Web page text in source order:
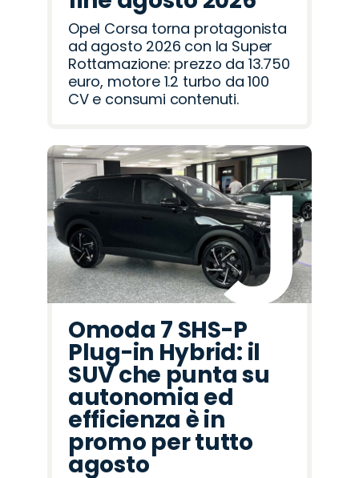
Opel Corsa torna protagonista
ad agosto 2026 con la Super
Rottamazione: prezzo da 13.750
euro, motore 1.2 turbo da 100
CV e consumi contenuti.
Omoda 7 SHS-P
Plug-in Hybrid: il
SUV che punta su
autonomia ed
efficienza è in
promo per tutto
agosto